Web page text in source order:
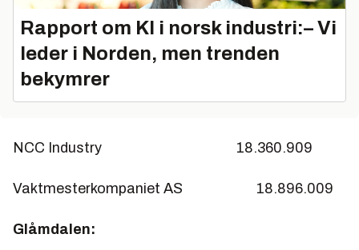
Rapport om KI i norsk industri:– Vi
leder i Norden, men trenden
bekymrer
NCC Industry 18.360.909
Vaktmesterkompaniet AS 18.896.009
Glåmdalen: